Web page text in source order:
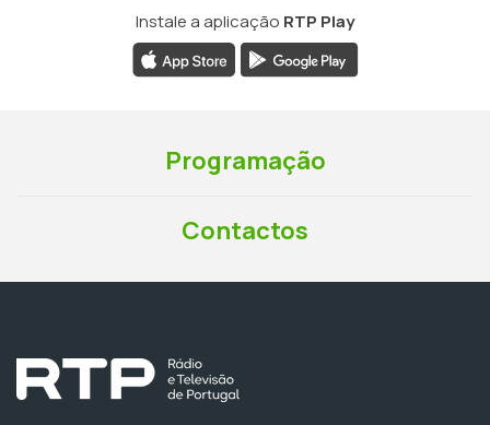
Instale a aplicação RTP Play
Programação
Contactos